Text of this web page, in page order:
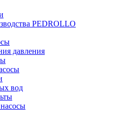
PEDROLLO
давления
вод